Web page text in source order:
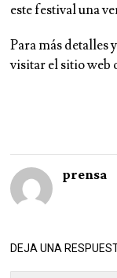
este festival una
Para más detalles
visitar el sitio web
prensa
DEJA UNA